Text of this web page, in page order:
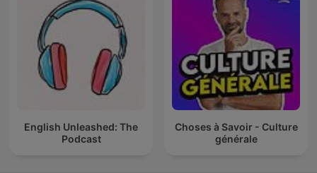
English Unleashed: The
Podcast
Choses à Savoir - Culture
générale